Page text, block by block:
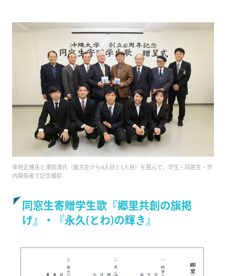
幸地正博氏と澤田清氏（後方左から4人目と5人目）を囲んで、学生・同窓生・学
内関係者で記念撮影
同窓生寄贈学生歌『郷里共創の旗掲
げ』・『永久(とわ)の輝き』